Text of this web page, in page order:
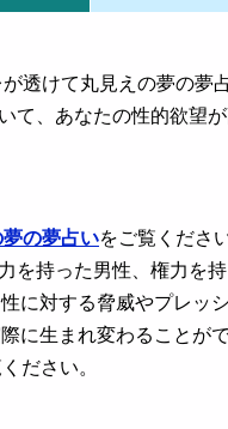
透けて丸見えの夢の夢
て、あなたの性的欲望
の夢占いをご覧くださ
を持った男性、権力を
対する脅威やプレッ
に生まれ変わることが
ださい。